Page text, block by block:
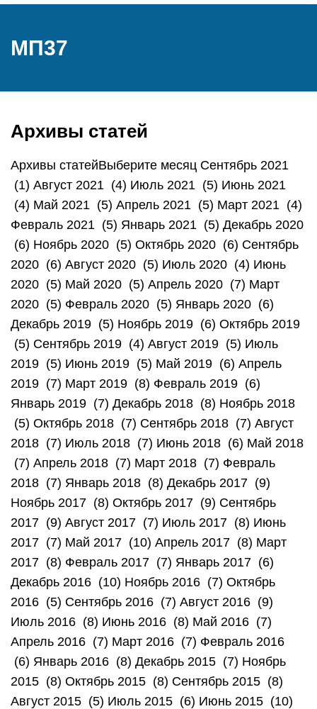
МП37
Архивы статей
Архивы статейВыберите месяц Сентябрь 2021
(1) Август 2021 (4) Июль 2021 (5) Июнь 2021
(4) Май 2021 (5) Апрель 2021 (5) Март 2021 (4)
Февраль 2021 (5) Январь 2021 (5) Декабрь 2020
(6) Ноябрь 2020 (5) Октябрь 2020 (6) Сентябрь
2020 (6) Август 2020 (5) Июль 2020 (4) Июнь
2020 (5) Май 2020 (5) Апрель 2020 (7) Март
2020 (5) Февраль 2020 (5) Январь 2020 (6)
Декабрь 2019 (5) Ноябрь 2019 (6) Октябрь 2019
(5) Сентябрь 2019 (4) Август 2019 (5) Июль
2019 (5) Июнь 2019 (5) Май 2019 (6) Апрель
2019 (7) Март 2019 (8) Февраль 2019 (6)
Январь 2019 (7) Декабрь 2018 (8) Ноябрь 2018
(5) Октябрь 2018 (7) Сентябрь 2018 (7) Август
2018 (7) Июль 2018 (7) Июнь 2018 (6) Май 2018
(7) Апрель 2018 (7) Март 2018 (7) Февраль
2018 (7) Январь 2018 (8) Декабрь 2017 (9)
Ноябрь 2017 (8) Октябрь 2017 (9) Сентябрь
2017 (9) Август 2017 (7) Июль 2017 (8) Июнь
2017 (7) Май 2017 (10) Апрель 2017 (8) Март
2017 (8) Февраль 2017 (7) Январь 2017 (6)
Декабрь 2016 (10) Ноябрь 2016 (7) Октябрь
2016 (5) Сентябрь 2016 (7) Август 2016 (9)
Июль 2016 (8) Июнь 2016 (8) Май 2016 (7)
Апрель 2016 (7) Март 2016 (7) Февраль 2016
(6) Январь 2016 (8) Декабрь 2015 (7) Ноябрь
2015 (8) Октябрь 2015 (8) Сентябрь 2015 (8)
Август 2015 (5) Июль 2015 (6) Июнь 2015 (10)